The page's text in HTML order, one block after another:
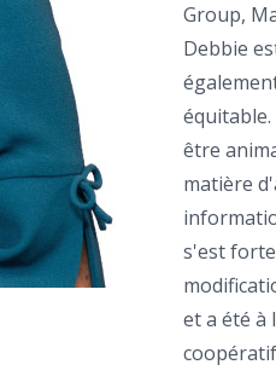
Group,
Debbie
être
matière
s'est
et a été à